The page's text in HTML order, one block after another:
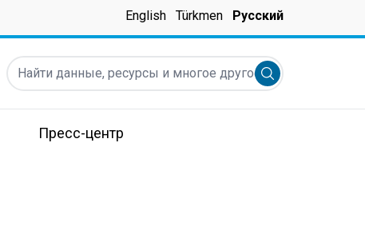
English Türkmen Русский
Найти данные, ресурсы и многое другое ...
Submit search
Пресс-центр